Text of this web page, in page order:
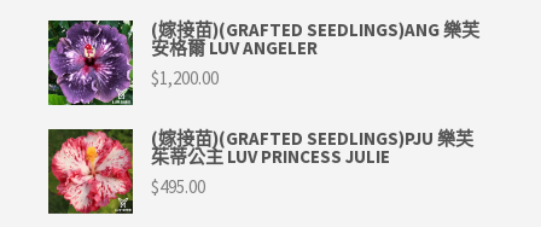
(嫁接苗)(GRAFTED SEEDLINGS)ANG 樂芙
安格爾 LUV ANGELER
$1,200.00
(嫁接苗)(GRAFTED SEEDLINGS)PJU 樂芙
茱蒂公主 LUV PRINCESS JULIE
$495.00